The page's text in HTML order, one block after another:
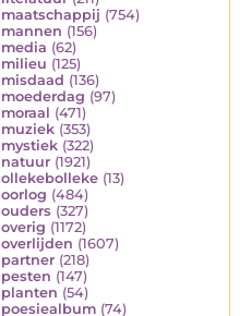
maatschappij (754)
mannen (156)
media (62)
milieu (125)
misdaad (136)
moederdag (97)
moraal (471)
muziek (353)
mystiek (322)
natuur (1921)
ollekebolleke (13)
oorlog (484)
ouders (327)
overig (1172)
overlijden (1607)
partner (218)
pesten (147)
planten (54)
poesiealbum (74)